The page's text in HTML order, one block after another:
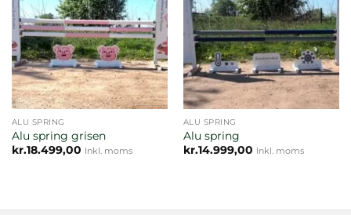
ALU SPRING
Alu spring grisen
kr.18.499,00 Inkl. moms
ALU SPRING
Alu spring
kr.14.999,00 Inkl. moms